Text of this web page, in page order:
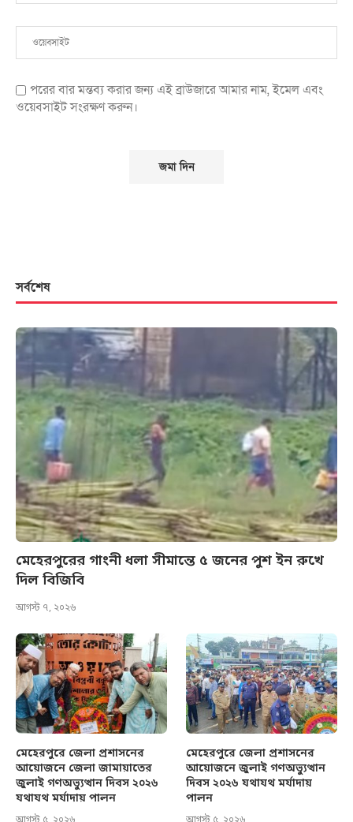
পরের বার মন্তব্য করার জন্য এই ব্রাউজারে আমার নাম, ইমেল এবং
ওয়েবসাইট সংরক্ষণ করুন।
সর্বশেষ
মেহেরপুরের গাংনী ধলা সীমান্তে ৫ জনের পুশ ইন রুখে
দিল বিজিবি
আগস্ট ৭, ২০২৬
মেহেরপুরে জেলা প্রশাসনের
আয়োজনে জেলা জামায়াতের
জুলাই গণঅভ্যুত্থান দিবস ২০২৬
যথাযথ মর্যাদায় পালন
মেহেরপুরে জেলা প্রশাসনের
আয়োজনে জুলাই গণঅভ্যুত্থান
দিবস ২০২৬ যথাযথ মর্যাদায়
পালন